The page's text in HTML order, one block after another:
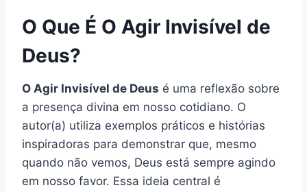
O Que É O Agir Invisível de
Deus?
O Agir Invisível de Deus é uma reflexão sobre
a presença divina em nosso cotidiano. O
autor(a) utiliza exemplos práticos e histórias
inspiradoras para demonstrar que, mesmo
quando não vemos, Deus está sempre agindo
em nosso favor. Essa ideia central é